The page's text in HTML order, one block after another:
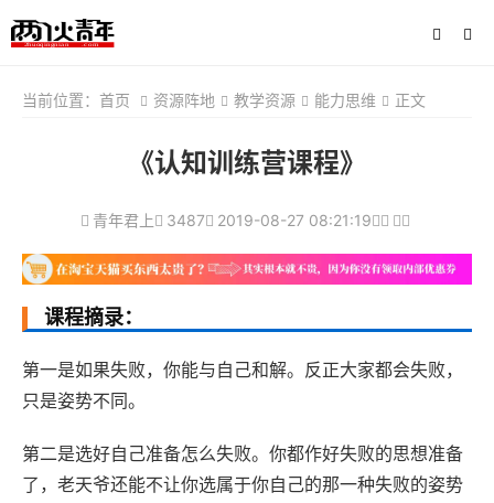
当前位置： 首页 资源阵地 教学资源 能力思维 正文
《认知训练营课程》
青年君上 3487 2019-08-27 08:21:19
课程摘录：
第一是如果失败，你能与自己和解。反正大家都会失败，
只是姿势不同。
第二是选好自己准备怎么失败。你都作好失败的思想准备
了，老天爷还能不让你选属于你自己的那一种失败的姿势